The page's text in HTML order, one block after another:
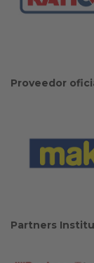
Proveedor
Partners